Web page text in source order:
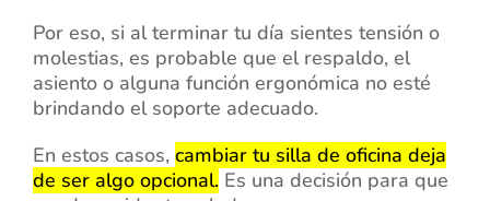
Por eso, si al terminar tu día sientes tensión o
molestias, es probable que el respaldo, el
asiento o alguna función ergonómica no esté
brindando el soporte adecuado.
En estos casos, cambiar tu silla de oficina deja
de ser algo opcional. Es una decisión para que